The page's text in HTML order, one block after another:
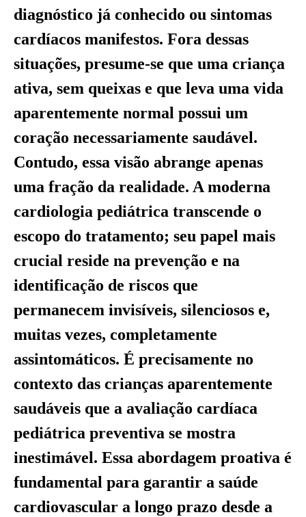
diagnóstico já conhecido ou sintomas
cardíacos manifestos. Fora dessas
situações, presume-se que uma criança
ativa, sem queixas e que leva uma vida
aparentemente normal possui um
coração necessariamente saudável.
Contudo, essa visão abrange apenas
uma fração da realidade. A moderna
cardiologia pediátrica transcende o
escopo do tratamento; seu papel mais
crucial reside na prevenção e na
identificação de riscos que
permanecem invisíveis, silenciosos e,
muitas vezes, completamente
assintomáticos. É precisamente no
contexto das crianças aparentemente
saudáveis que a avaliação cardíaca
pediátrica preventiva se mostra
inestimável. Essa abordagem proativa é
fundamental para garantir a saúde
cardiovascular a longo prazo desde a